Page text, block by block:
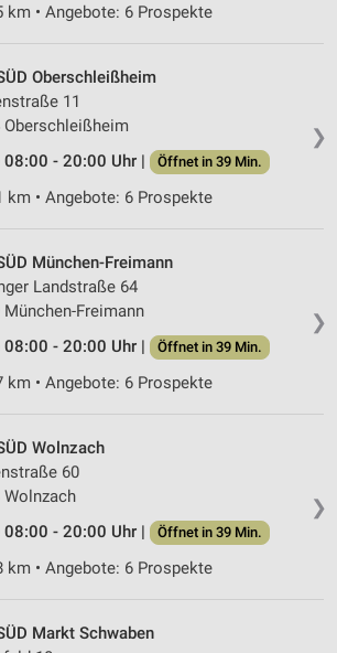
km • Angebote: 6 Prospekte
❯
Oberschleißheim
11
Oberschleißheim
08:00 - 20:00 Uhr |
Öffnet in 39 Min.
km • Angebote: 6 Prospekte
❯
München-Freimann
Landstraße 64
München-Freimann
08:00 - 20:00 Uhr |
Öffnet in 39 Min.
km • Angebote: 6 Prospekte
❯
Wolnzach
60
Wolnzach
08:00 - 20:00 Uhr |
Öffnet in 39 Min.
km • Angebote: 6 Prospekte
Markt Schwaben
von Inhalten
Daten aus verschiedenen
der Angebote
Daten zur Auswahl von
aktiv angeforderten